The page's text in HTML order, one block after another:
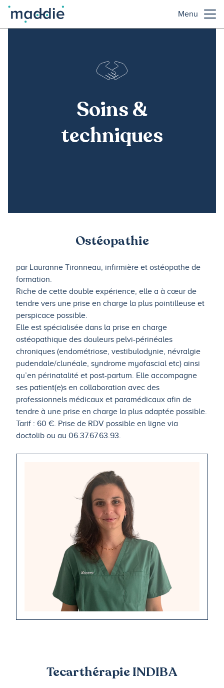
Menu
Soins &
techniques
Ostéopathie
par Lauranne Tironneau, infirmière et ostéopathe de
formation.
Riche de cette double expérience, elle a à cœur de
tendre vers une prise en charge la plus pointilleuse et
perspicace possible.
Elle est spécialisée dans la prise en charge
ostéopathique des douleurs pelvi-périnéales
chroniques (endométriose, vestibulodynie, névralgie
pudendale/clunéale, syndrome myofascial etc) ainsi
qu’en périnatalité et post-partum. Elle accompagne
ses patient(e)s en collaboration avec des
professionnels médicaux et paramédicaux afin de
tendre à une prise en charge la plus adaptée possible.
Tarif : 60 €. Prise de RDV possible en ligne via
doctolib ou au 06.37.67.63.93.
Tecarthérapie INDIBA